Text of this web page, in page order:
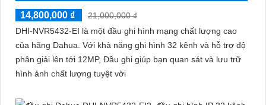
14,800,000 ₫
21,000,000 ₫
DHI-NVR5432-EI là một đầu ghi hình mạng chất lượng cao
của hãng Dahua. Với khả năng ghi hình 32 kênh và hỗ trợ độ
phân giải lên tới 12MP, Đầu ghi giúp bạn quan sát và lưu trữ
hình ảnh chất lượng tuyệt vời